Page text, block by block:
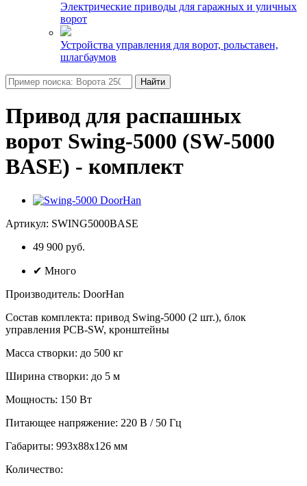
Электрические приводы для гаражных и уличных
ворот
Устройства управления для ворот, рольставен,
шлагбаумов
Найти
Привод для распашных
ворот Swing-5000 (SW-5000
BASE) - комплект
Артикул: SWING5000BASE
49 900 руб.
✔ Много
Производитель: DoorHan
Состав комплекта: привод Swing-5000 (2 шт.), блок
управления PCB-SW, кронштейны
Масса створки: до 500 кг
Ширина створки: до 5 м
Мощность: 150 Вт
Питающее напряжение: 220 В / 50 Гц
Габариты: 993х88х126 мм
Количество: